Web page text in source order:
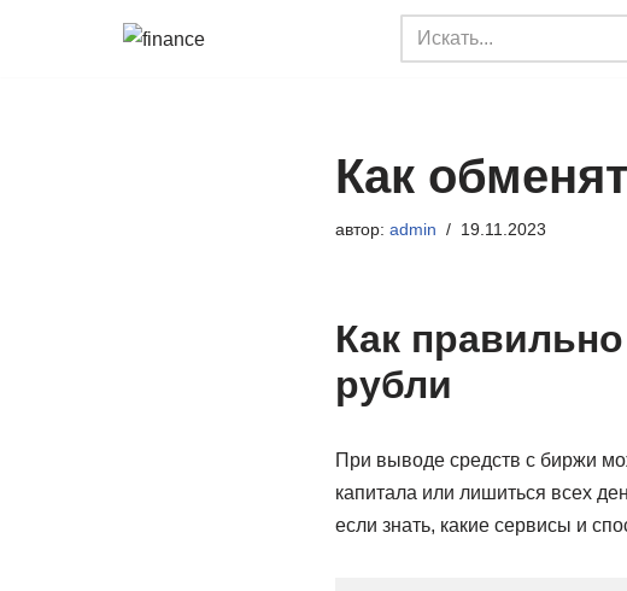
Как
автор: admin 19.11.2023
Как
рубли
При выводе средств с биржи
капитала или лишиться всех
если знать, какие сервисы и